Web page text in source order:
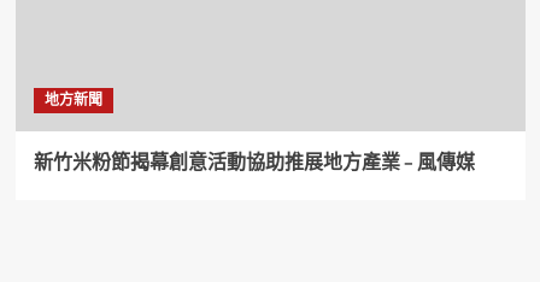
地方新聞
新竹米粉節揭幕創意活動協助推展地方產業 – 風傳媒